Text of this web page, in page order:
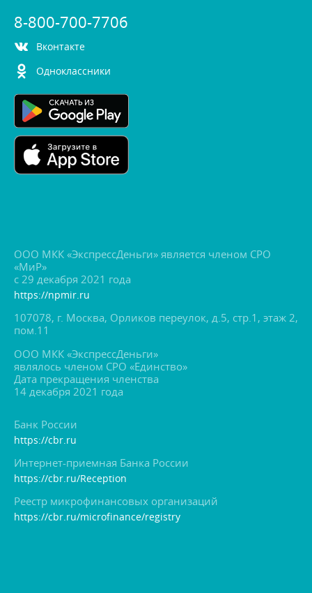
8-800-700-7706
контакте
Одноклассники
ООО МКК «ЭкспрессДеньги» является членом СРО
«МиР»
с 29 декабря 2021 года
https://npmir.ru
107078, г. Москва, Орликов переулок, д.5, стр.1, этаж 2,
пом.11
ООО МКК «ЭкспрессДеньги»
являлось членом СРО «Единство»
Дата прекращения членства
14 декабря 2021 года
Банк России
https://cbr.ru
Интернет-приемная Банка России
https://cbr.ru/Reception
Реестр микрофинансовых организаций
https://cbr.ru/microfinance/registry